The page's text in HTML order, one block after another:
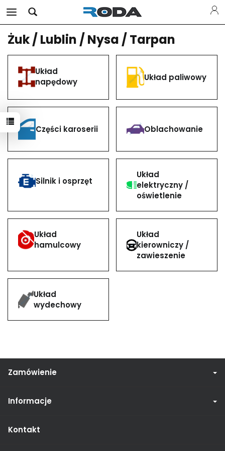
Żuk / Lublin / Nysa / Tarpan
Układ
napędowy
Układ paliwowy
Części karoserii Oblachowanie
Silnik i osprzęt
Układ
elektryczny /
oświetlenie
Układ
hamulcowy
Układ
kierowniczy /
zawieszenie
Układ
wydechowy
Zamówienie
Informacje
Kontakt